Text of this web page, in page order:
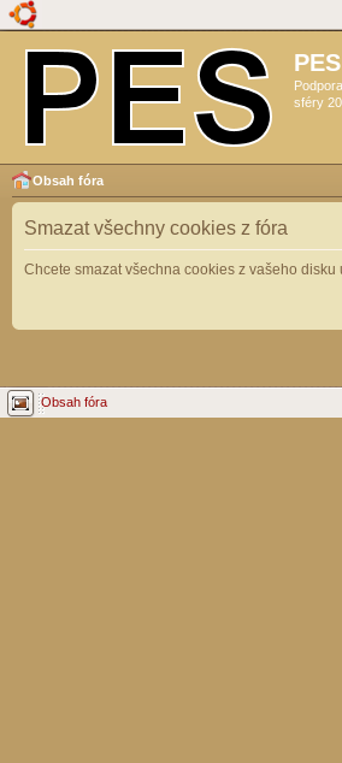
PES
sféry
Obsah fóra
Smazat všechny cookies z fóra
Chcete smazat všechna cookies z vašeho disku
Obsah fóra